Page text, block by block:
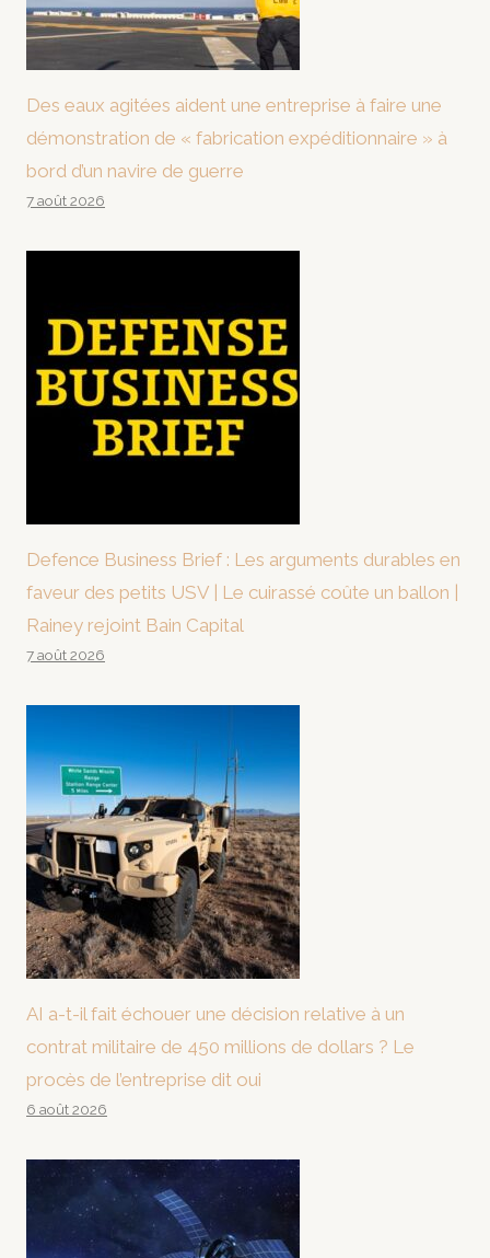
Des eaux agitées aident une entreprise à faire une
démonstration de « fabrication expéditionnaire » à
bord d’un navire de guerre
7 août 2026
Defence Business Brief : Les arguments durables en
faveur des petits USV | Le cuirassé coûte un ballon |
Rainey rejoint Bain Capital
7 août 2026
AI a-t-il fait échouer une décision relative à un
contrat militaire de 450 millions de dollars ? Le
procès de l’entreprise dit oui
6 août 2026